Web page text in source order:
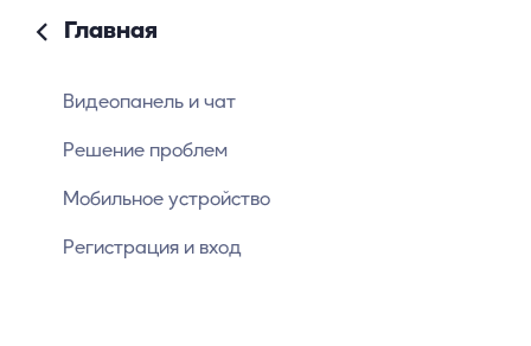
Главная
Видеопанель и чат
Решение проблем
Мобильное устройство
Регистрация и вход